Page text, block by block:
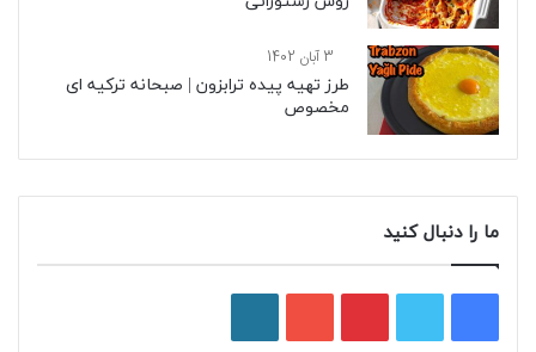
3 آبان 1402
طرز تهیه پیده ترابزون | صبحانه ترکیه ای
مخصوص
ما را دنبال کنید